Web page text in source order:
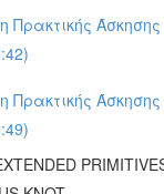
Πρακτικής
Πρακτικής